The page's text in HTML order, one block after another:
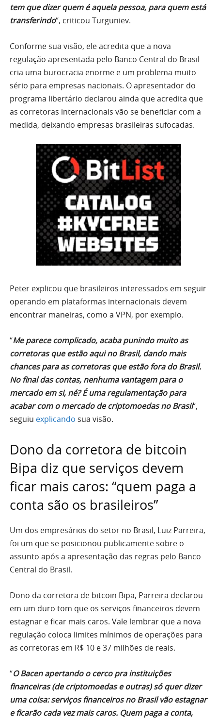
tem que dizer quem é aquela pessoa, para quem está
transferindo“, criticou Turguniev.
Conforme sua visão, ele acredita que a nova
regulação apresentada pelo Banco Central do Brasil
cria uma burocracia enorme e um problema muito
sério para empresas nacionais. O apresentador do
programa libertário declarou ainda que acredita que
as corretoras internacionais vão se beneficiar com a
medida, deixando empresas brasileiras sufocadas.
Peter explicou que brasileiros interessados em seguir
operando em plataformas internacionais devem
encontrar maneiras, como a VPN, por exemplo.
“Me parece complicado, acaba punindo muito as
corretoras que estão aqui no Brasil, dando mais
chances para as corretoras que estão fora do Brasil.
No final das contas, nenhuma vantagem para o
mercado em si, né? É uma regulamentação para
acabar com o mercado de criptomoedas no Brasil“,
seguiu explicando sua visão.
Dono da corretora de bitcoin
Bipa diz que serviços devem
ficar mais caros: “quem paga a
conta são os brasileiros”
Um dos empresários do setor no Brasil, Luiz Parreira,
foi um que se posicionou publicamente sobre o
assunto após a apresentação das regras pelo Banco
Central do Brasil.
Dono da corretora de bitcoin Bipa, Parreira declarou
em um duro tom que os serviços financeiros devem
estagnar e ficar mais caros. Vale lembrar que a nova
regulação coloca limites mínimos de operações para
as corretoras em R$ 10 e 37 milhões de reais.
“O Bacen apertando o cerco pra instituições
financeiras (de criptomoedas e outras) só quer dizer
uma coisa: serviços financeiros no Brasil vão estagnar
e ficarão cada vez mais caros. Quem paga a conta,